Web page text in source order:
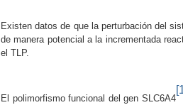
Existen datos de que la perturbación del
de manera potencial a la incrementada
el TLP.
El polimorfismo funcional del gen SLC6A4